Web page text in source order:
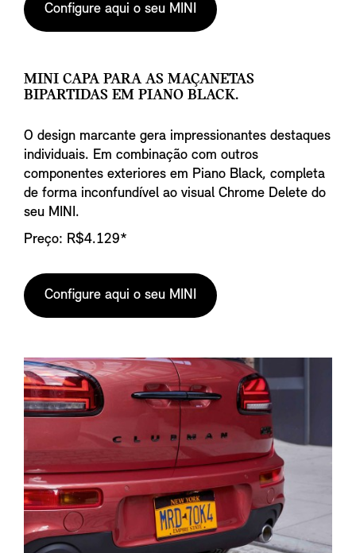
Configure aqui o seu MINI
MINI CAPA PARA AS MAÇANETAS
BIPARTIDAS EM PIANO BLACK.
O design marcante gera impressionantes destaques
individuais. Em combinação com outros
componentes exteriores em Piano Black, completa
de forma inconfundível ao visual Chrome Delete do
seu MINI.
Preço: R$4.129*
Configure aqui o seu MINI